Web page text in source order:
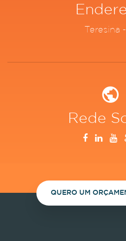
Teresina -
Rede
QUERO UM